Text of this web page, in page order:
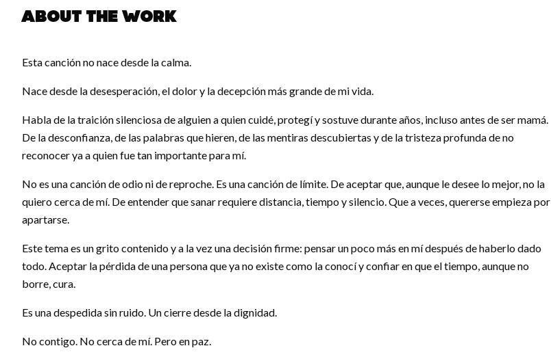
pause
About the work
Esta canción no nace desde la calma.
Nace desde la desesperación, el dolor y la decepción más grande de mi vida.
Habla de la traición silenciosa de alguien a quien cuidé, protegí y sostuve durante años, incluso antes de ser mamá.
De la desconfianza, de las palabras que hieren, de las mentiras descubiertas y de la tristeza profunda de no
reconocer ya a quien fue tan importante para mí.
No es una canción de odio ni de reproche. Es una canción de límite. De aceptar que, aunque le desee lo mejor, no la
quiero cerca de mí. De entender que sanar requiere distancia, tiempo y silencio. Que a veces, quererse empieza por
apartarse.
Este tema es un grito contenido y a la vez una decisión firme: pensar un poco más en mí después de haberlo dado
todo. Aceptar la pérdida de una persona que ya no existe como la conocí y confiar en que el tiempo, aunque no
borre, cura.
Es una despedida sin ruido. Un cierre desde la dignidad.
No contigo. No cerca de mí. Pero en paz.